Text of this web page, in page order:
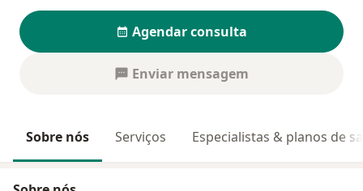
Agendar consulta
Enviar mensagem
Sobre nós Serviços Especialistas & planos de